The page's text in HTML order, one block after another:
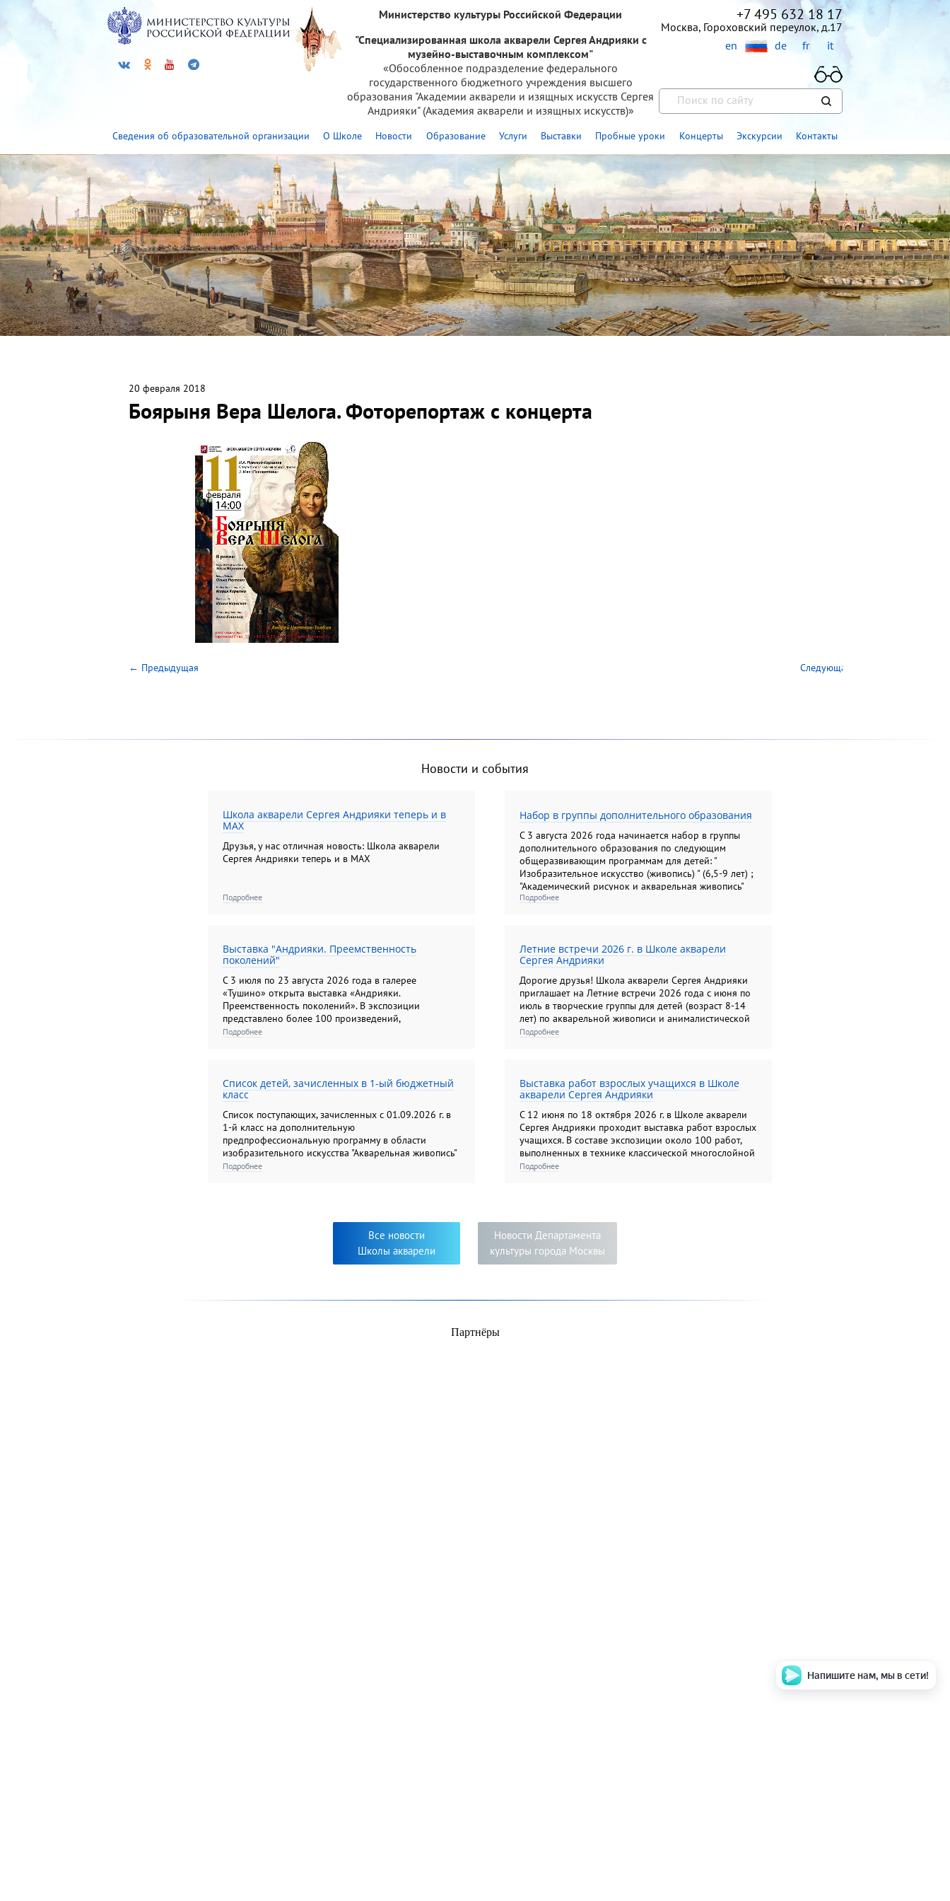
Министерство культуры Российской Федерации
"Специализированная школа акварели Сергея Андрияки с
музейно-выставочным комплексом"
«Обособленное подразделение федерального
государственного бюджетного учреждения высшего
образования "Академии акварели и изящных искусств Сергея
Андрияки" (Академия акварели и изящных искусств)»
+7 495 632 18 17
Москва, Гороховский переулок, д.17
en
de fr it
Сведения об образовательной организации О Школе Новости Образование Услуги Выставки Пробные уроки Концерты Экскурсии Контакты
20 февраля 2018
Боярыня Вера Шелога. Фоторепортаж с концерта
← Предыдущая Следующая →
Новости и события
Школа акварели Сергея Андрияки теперь и в
MAX
Друзья, у нас отличная новость: Школа акварели
Сергея Андрияки теперь и в MAX
Подробнее
Набор в группы дополнительного образования
С 3 августа 2026 года начинается набор в группы
дополнительного образования по следующим
общеразвивающим программам для детей: "
Изобразительное искусство (живопись) " (6,5-9 лет) ;
"Академический рисунок и акварельная живопись"
(10-17 лет); "Изобразительное искусство (рисунок,
и акварельная живопись"; " Колористический
натюрморт"; "Колористический букет", " Цветы:
различные техники изображения на бумаге";
"Композиционный портрет"
Подробнее
Выставка "Андрияки. Преемственность
поколений"
С 3 июля по 23 августа 2026 года в галерее
«Тушино» открыта выставка «Андрияки.
Преемственность поколений». В экспозиции
представлено более 100 произведений,
выполненных в различных жанрах и техниках,
Подробнее
Летние встречи 2026 г. в Школе акварели
Сергея Андрияки
Дорогие друзья! Школа акварели Сергея Андрияки
приглашает на Летние встречи 2026 года с июня по
июль в творческие группы для детей (возраст 8-14
лет) по акварельной живописи и анималистической
скульптуре.
Подробнее
Список детей, зачисленных в 1-ый бюджетный
класс
Список поступающих, зачисленных с 01.09.2026 г. в
1-й класс на дополнительную
предпрофессиональную программу в области
изобразительного искусства "Акварельная живопись"
на места, финансируемые за счет средств
Подробнее
Выставка работ взрослых учащихся в Школе
акварели Сергея Андрияки
С 12 июня по 18 октября 2026 г. в Школе акварели
Сергея Андрияки проходит выставка работ взрослых
учащихся. В составе экспозиции около 100 работ,
выполненных в технике классической многослойной
акварели, а также гризайли и карандашом.
самобытность и новизна исполнения работ
свидетельствуют о серьёзном творческом
погружении в мир изобразительного искусства
педагогов и их учеников.
Подробнее
Все новости
Школы акварели
Новости Департамента
культуры города Москвы
Партнёры
Напишите нам, мы в сети!